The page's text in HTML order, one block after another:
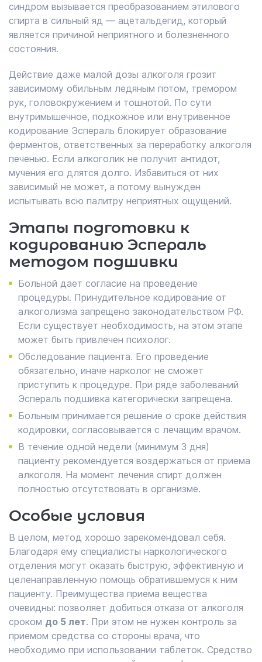
синдром вызывается преобразованием этилового
спирта в сильный яд — ацетальдегид, который
является причиной неприятного и болезненного
состояния.
Действие даже малой дозы алкоголя грозит
зависимому обильным ледяным потом, тремором
рук, головокружением и тошнотой. По сути
внутримышечное, подкожное или внутривенное
кодирование Эспераль блокирует образование
ферментов, ответственных за переработку алкоголя
печенью. Если алкоголик не получит антидот,
мучения его длятся долго. Избавиться от них
зависимый не может, а потому вынужден
испытывать всю палитру неприятных ощущений.
Этапы подготовки к
кодированию Эспераль
методом подшивки
Больной дает согласие на проведение
процедуры. Принудительное кодирование от
алкоголизма запрещено законодательством РФ.
Если существует необходимость, на этом этапе
может быть привлечен психолог.
Обследование пациента. Его проведение
обязательно, иначе нарколог не сможет
приступить к процедуре. При ряде заболеваний
Эспераль подшивка категорически запрещена.
Больным принимается решение о сроке действия
кодировки, согласовывается с лечащим врачом.
В течение одной недели (минимум 3 дня)
пациенту рекомендуется воздержаться от приема
алкоголя. На момент лечения спирт должен
полностью отсутствовать в организме.
Особые условия
В целом, метод хорошо зарекомендовал себя.
Благодаря ему специалисты наркологического
отделения могут оказать быструю, эффективную и
целенаправленную помощь обратившемуся к ним
пациенту. Преимущества приема вещества
очевидны: позволяет добиться отказа от алкоголя
сроком до 5 лет. При этом не нужен контроль за
приемом средства со стороны врача, что
необходимо при использовании таблеток. Средство